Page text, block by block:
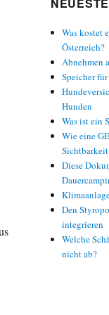
Was kostet
Österreich?
Abnehmen
Speicher
Hunden
Was ist ein
Wie eine
Diese
Den
integrieren
Welche
nicht ab?